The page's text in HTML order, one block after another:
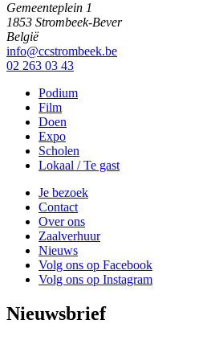
Gemeenteplein 1
1853 Strombeek-Bever
België
info@ccstrombeek.be
02 263 03 43
Podium
Film
Doen
Expo
Scholen
Lokaal / Te gast
Je bezoek
Contact
Over ons
Zaalverhuur
Nieuws
Volg ons op Facebook
Volg ons op Instagram
Nieuwsbrief